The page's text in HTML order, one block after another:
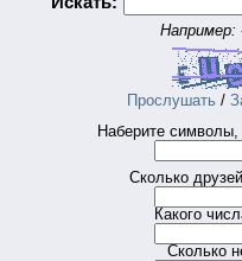
Например:
Прослушать /
Наберите символы,
Сколько
Какого
Сколько